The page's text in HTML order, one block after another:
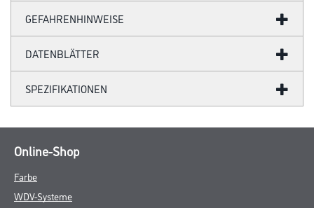
GEFAHRENHINWEISE
DATENBLÄTTER
SPEZIFIKATIONEN
Online-Shop
Farbe
WDV-Systeme